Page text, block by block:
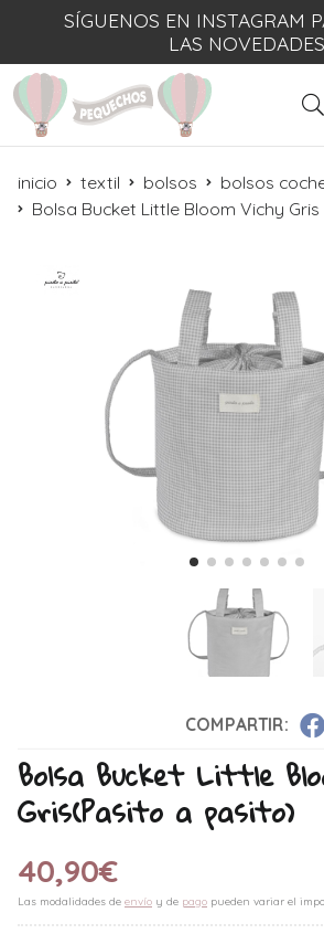
SÍGUENOS EN INSTAGRAM
LAS NOVEDADES
inicio textil bolsos
bolsos
Bolsa Bucket Little Bloom Vichy Gris
COMPARTIR:
Bolsa Bucket Little
Gris(Pasito a pasito)
40,90€
Las modalidades de envío y de pago pueden variar el